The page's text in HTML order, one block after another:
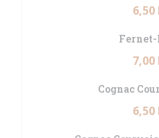
6,50
7,00
Cognac
6,50